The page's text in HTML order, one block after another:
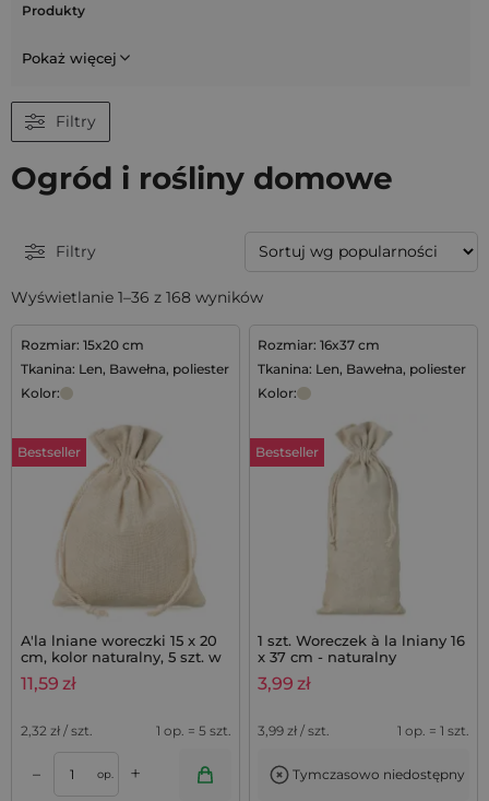
Produkty
Pokaż więcej
Filtry
Ogród i rośliny domowe
Filtry
Wyświetlanie 1–36 z 168 wyników
Rozmiar: 15x20 cm
Tkanina: Len, Bawełna, poliester
Kolor:
Bestseller
A'la lniane woreczki 15 x 20
cm, kolor naturalny, 5 szt. w
opakowaniu
11,59 zł
2,32 zł / szt. 1 op. = 5 szt.
– op. +
Rozmiar: 16x37 cm
Tkanina: Len, Bawełna, poliester
Kolor:
Bestseller
1 szt. Woreczek à la lniany 16
x 37 cm - naturalny
3,99 zł
3,99 zł / szt. 1 op. = 1 szt.
Tymczasowo niedostępny